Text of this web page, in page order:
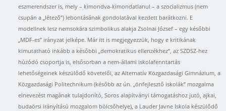
eszmerendszer is, mely – kimondva-kimondatlanul – a szocializmus (nem
csupán a „létező”) lebontásának gondolatával kezdett barátkozni. E
modellnek lesz nemsokára szimbolikus alakja Zsolnai József – egy későbbi
„MDF-es” irányzat jelképe. Már itt is megjegyezzük, hogy e kritikának
kimutatható inkább a későbbi „demokratikus ellenzékhez”, az SZDSZ-hez
húzódó csoportja is, elsősorban a nem-állami iskolafenntartás
lehetőségeinek készülődő követelői, az Alternatív Közgazdasági Gimnázium, a
Közgazdasági Politechnikum (később az ún. „önfejlesztő iskolák” mozgalma
elnevezést magának tulajdonító, Soros alapítványi támogatáshoz jutó, ajkai,
budaörsi irányítású mozgalom bölcsőhelye), a Lauder Javne Iskola készülődő